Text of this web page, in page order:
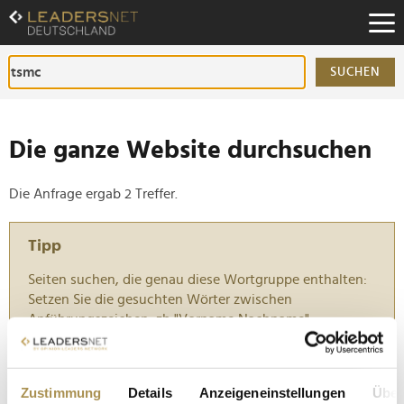
Zustimmung Details Anzeigeneinstellungen
Zum
Inhalt
Zur
Fußzeilen-
Navigation
SUCHEN
Die ganze Website durchsuchen
Die Anfrage ergab 2 Treffer.
Tipp
Seiten suchen, die genau diese Wortgruppe enthalten:
Setzen Sie die gesuchten Wörter zwischen
Anführungszeichen: zb "Vorname Nachname".